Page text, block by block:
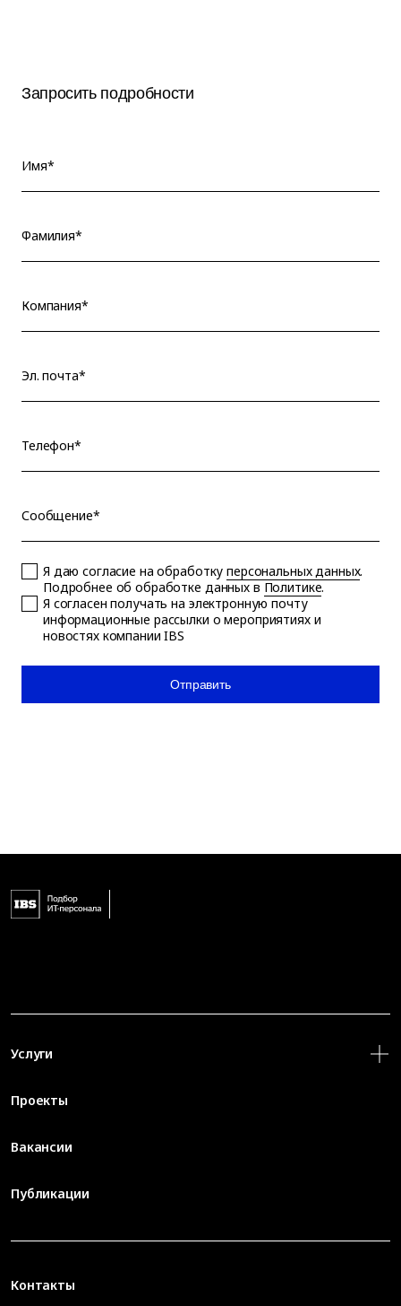
Запросить подробности
Имя*
Фамилия*
Компания*
Эл. почта*
Телефон*
Сообщение*
Я даю согласие на обработкуперсональных данных.
Подробнее об обработке данных в Политике.
Я согласен получать на электронную почту
информационные рассылки о мероприятиях и
новостях компании IBS
Отправить
Контакты
Услуги
Проекты
Вакансии
Публикации